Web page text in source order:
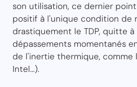
son utilisation, ce dernier
positif à l'unique condition de
drastiquement le TDP, quitte
dépassements momentanés
de l'inertie thermique, comme
Intel...).